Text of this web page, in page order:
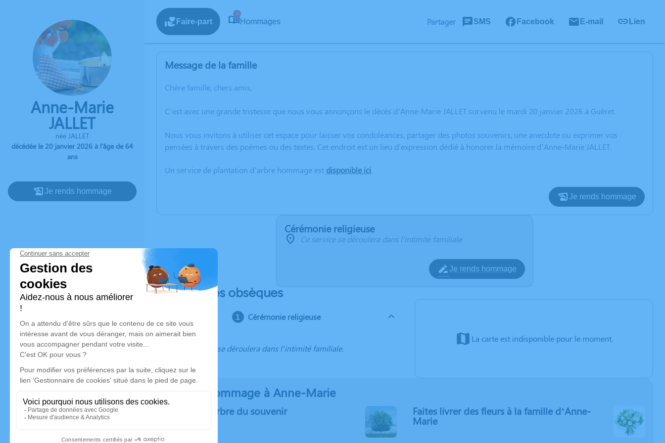
Anne-Marie
JALLET
née JALLET
décédée le 20 janvier 2026 à l'âge de 64
ans
Je rends hommage
Faire-part
3
Hommages Partager SMS Facebook E-mail Lien
Message de la famille
Chère famille, chers amis,
C’est avec une grande tristesse que nous vous annonçons le décès d’Anne-Marie JALLET survenu le mardi 20 janvier 2026 à Guéret.
Nous vous invitons à utiliser cet espace pour laisser vos condoléances, partager des photos souvenirs, une anecdote ou exprimer vos
pensées à travers des poèmes ou des textes. Cet endroit est un lieu d'expression dédié à honorer la mémoire d’Anne-Marie JALLET.
Un service de plantation d’arbre hommage est disponible ici.
Je rends hommage
Cérémonie religieuse
Ce service se déroulera dans l'intimité familiale
Je rends hommage
Déroulé des obsèques
Cérémonie religieuse
Ce service se déroulera dans l’intimité familiale.
La carte est indisponible pour le moment.
Rendez hommage à Anne-Marie
Plantez un arbre du souvenir Faites livrer des fleurs à la famille d’Anne-
Marie